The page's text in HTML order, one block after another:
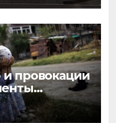
провокации
политики